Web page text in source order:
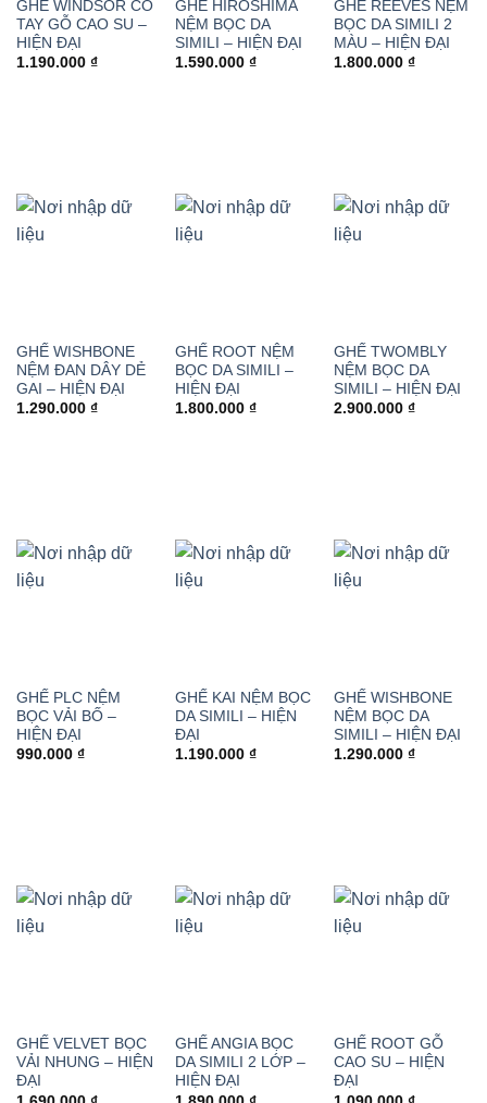
GHẾ WINDSOR CÓ
TAY GỖ CAO SU –
HIỆN ĐẠI
1.190.000 ₫
GHẾ HIROSHIMA
NỆM BỌC DA
SIMILI – HIỆN ĐẠI
1.590.000 ₫
GHẾ REEVES NỆM
BỌC DA SIMILI 2
MÀU – HIỆN ĐẠI
1.800.000 ₫
GHẾ WISHBONE
NỆM ĐAN DÂY DẺ
GAI – HIỆN ĐẠI
1.290.000 ₫
GHẾ ROOT NỆM
BỌC DA SIMILI –
HIỆN ĐẠI
1.800.000 ₫
GHẾ TWOMBLY
NỆM BỌC DA
SIMILI – HIỆN ĐẠI
2.900.000 ₫
GHẾ PLC NỆM
BỌC VẢI BỐ –
HIỆN ĐẠI
990.000 ₫
GHẾ KAI NỆM BỌC
DA SIMILI – HIỆN
ĐẠI
1.190.000 ₫
GHẾ WISHBONE
NỆM BỌC DA
SIMILI – HIỆN ĐẠI
1.290.000 ₫
GHẾ VELVET BỌC
VẢI NHUNG – HIỆN
ĐẠI
GHẾ ANGIA BỌC
DA SIMILI 2 LỚP –
HIỆN ĐẠI
GHẾ ROOT GỖ
CAO SU – HIỆN
ĐẠI